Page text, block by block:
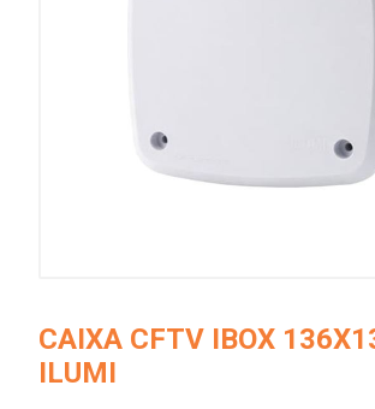
CAIXA CFTV IBOX
ILUMI